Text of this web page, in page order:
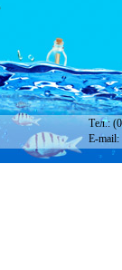
Тел.:
E-mail: